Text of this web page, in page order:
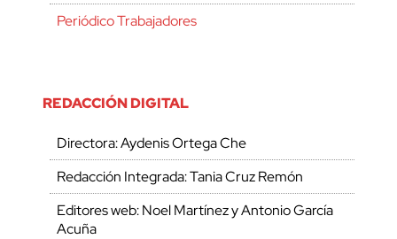
Periódico Trabajadores
REDACCIÓN DIGITAL
Directora: Aydenis Ortega Che
Redacción Integrada: Tania Cruz Remón
Editores web: Noel Martínez y Antonio García
Acuña